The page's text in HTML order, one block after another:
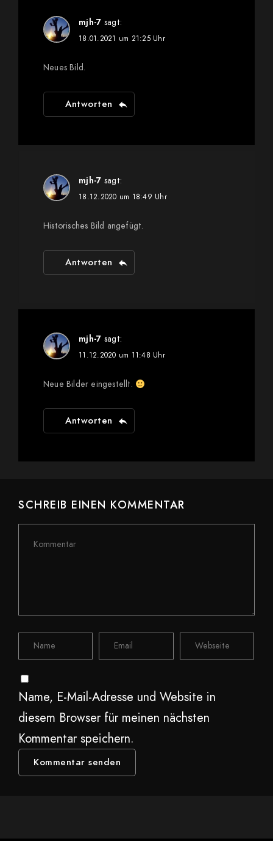
mjh-7 sagt:
18.01.2021 um 21:25 Uhr
Neues Bild.
Antworten
mjh-7 sagt:
18.12.2020 um 18:49 Uhr
Historisches Bild angefügt.
Antworten
mjh-7 sagt:
11.12.2020 um 11:48 Uhr
Neue Bilder eingestellt.
Antworten
SCHREIB EINEN KOMMENTAR
Name, E-Mail-Adresse und Website in
diesem Browser für meinen nächsten
Kommentar speichern.